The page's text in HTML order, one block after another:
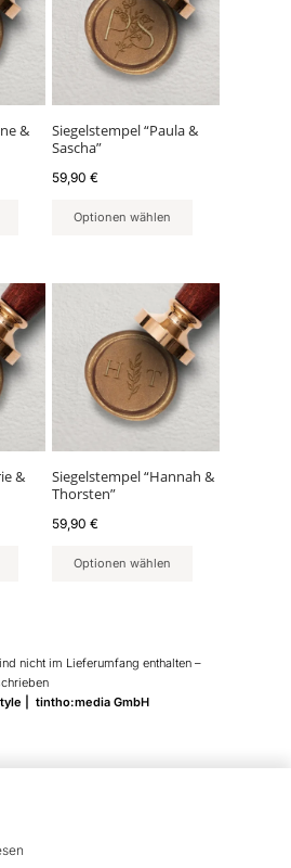
&
Siegelstempel “Paula &
Sascha”
59,90€
Optionen wählen
&
Siegelstempel “Hannah &
Thorsten”
59,90€
Optionen wählen
nicht im Lieferumfang enthalten –
| tintho:media GmbH